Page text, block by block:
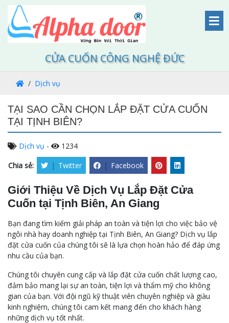
CỬA CUỐN CÔNG NGHỆ ĐỨC
Dịch vụ
TẠI SAO CẦN CHỌN LẮP ĐẶT CỬA CUỐN
TẠI TỊNH BIÊN?
Dịch vụ -
1234
Chia sẻ:
| Twitter | Facebook
Giới Thiệu Về Dịch Vụ Lắp Đặt Cửa
Cuốn tại Tịnh Biên, An Giang
Bạn đang tìm kiếm giải pháp an toàn và tiện lợi cho việc bảo vệ
ngôi nhà hay doanh nghiệp tại Tịnh Biên, An Giang? Dịch vụ lắp
đặt cửa cuốn của chúng tôi sẽ là lựa chọn hoàn hảo để đáp ứng
nhu cầu của bạn.
Chúng tôi chuyên cung cấp và lắp đặt cửa cuốn chất lượng cao,
đảm bảo mang lại sự an toàn, tiện lợi và thẩm mỹ cho không
gian của bạn. Với đội ngũ kỹ thuật viên chuyên nghiệp và giàu
kinh nghiệm, chúng tôi cam kết mang đến cho khách hàng
những dịch vụ tốt nhất.